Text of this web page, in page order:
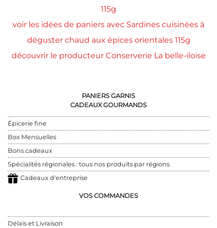
115g
voir les idées de paniers avec Sardines cuisinées à
déguster chaud aux épices orientales 115g
découvrir le producteur Conserverie La belle-iloise
PANIERS GARNIS
CADEAUX GOURMANDS
Épicerie fine
Box Mensuelles
Bons cadeaux
Spécialités régionales : tous nos produits par régions
Cadeaux d'entreprise
VOS COMMANDES
Délais et Livraison